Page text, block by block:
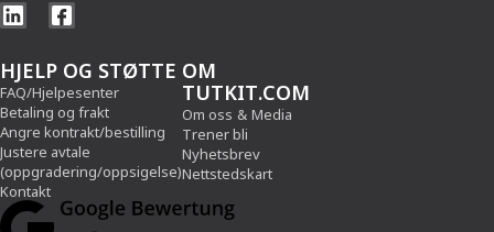
HJELP OG STØTTE
FAQ/Hjelpesenter
Betaling og frakt
Angre kontrakt/bestilling
Justere avtale
(oppgradering/oppsigelse)
Kontakt
OM
TUTKIT.COM
Om oss & Media
Trener bli
Nyhetsbrev
Nettstedskart